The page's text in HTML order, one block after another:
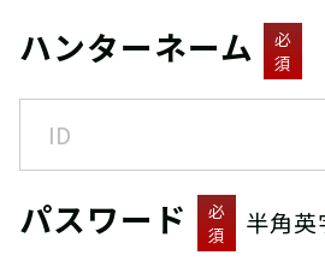
ハンターネーム
必
須
パスワード
必
須
半角